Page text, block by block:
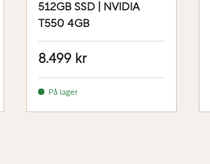
512GB SSD | NVIDIA
T550 4GB
8.499 kr
På lager